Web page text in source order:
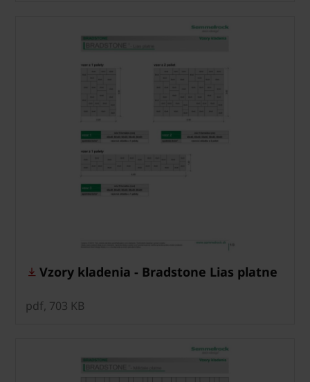
Vzory kladenia - Bradstone Lias platne
pdf, 703 KB